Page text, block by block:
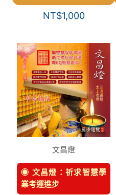
NT$1,000
文昌燈
◉ 文昌燈：祈求智慧學
業考運進步